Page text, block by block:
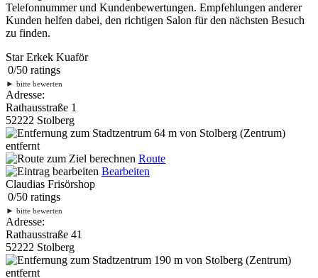
Telefonnummer und Kundenbewertungen. Empfehlungen anderer
Kunden helfen dabei, den richtigen Salon für den nächsten Besuch
zu finden.
Star Erkek Kuaför
0/50 ratings
► bitte bewerten
Adresse:
Rathausstraße 1
52222 Stolberg
64 m von Stolberg (Zentrum)
entfernt
Route
Bearbeiten
Claudias Frisörshop
0/50 ratings
► bitte bewerten
Adresse:
Rathausstraße 41
52222 Stolberg
190 m von Stolberg (Zentrum)
entfernt